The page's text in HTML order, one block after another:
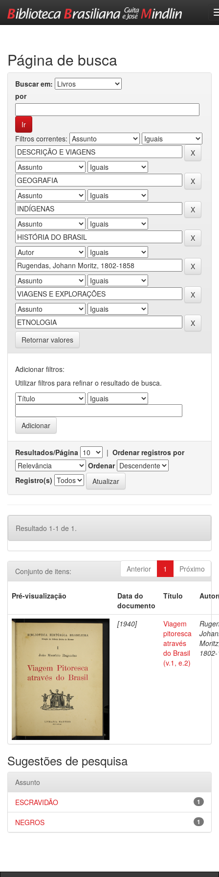
Página de busca
Buscar em:
por
Filtros correntes:
Retornar valores
Adicionar filtros:
Utilizar filtros para refinar o resultado de busca.
Resultados/Página | Ordenar registros por
Ordenar
Registro(s)
Resultado 1-1 de 1.
Anterior 1 Próximo
Conjunto de itens:
Pré-visualização
Data do
documento
Título
[1940]
Viagem
pitoresca
através
do Brasil
(v.1, e.2)
Sugestões de pesquisa
Assunto
1
ESCRAVIDÃO
1
NEGROS